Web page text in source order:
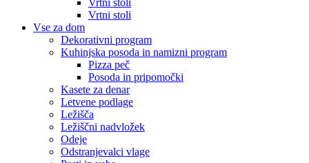
Vrtni stoli
Vrtni stoli
Vse za dom
Dekorativni program
Kuhinjska posoda in namizni program
Pizza peč
Posoda in pripomočki
Kasete za denar
Letvene podlage
Ležišča
Ležiščni nadvložek
Odeje
Odstranjevalci vlage